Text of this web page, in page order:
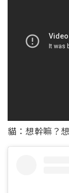
貓：想幹嘛？